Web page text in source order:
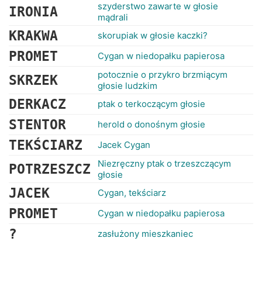
IRONIA
szyderstwo zawarte w głosie
mądrali
KRAKWA skorupiak w głosie kaczki?
PROMET Cygan w niedopałku papierosa
SKRZEK
potocznie o przykro brzmiącym
głosie ludzkim
DERKACZ ptak o terkoczącym głosie
STENTOR herold o donośnym głosie
TEKŚCIARZ Jacek Cygan
POTRZESZCZ
Niezręczny ptak o trzeszczącym
głosie
JACEK Cygan, tekściarz
PROMET Cygan w niedopałku papierosa
? zasłużony mieszkaniec